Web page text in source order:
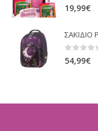
0 out of 5
19,99€
ΣΑΚΙΔΙΟ
0 out of 5
54,99€